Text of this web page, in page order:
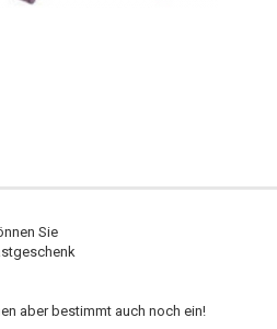
Sie
aber bestimmt auch noch ein!